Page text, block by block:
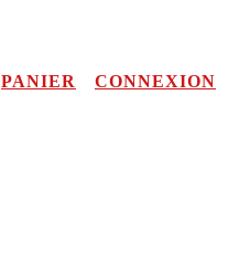
PANIER
CONNEXION